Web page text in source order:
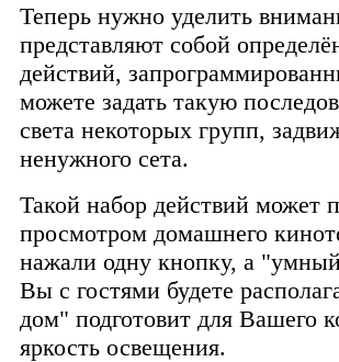
Теперь нужно уделить
представляют собой
действий,
можете задать такую
света некоторых групп,
ненужного сета.
Такой набор действий может
просмотром домашнего
нажали одну кнопку, а
Вы с гостями будете
дом" подготовит для Вашего
яркость освещения.